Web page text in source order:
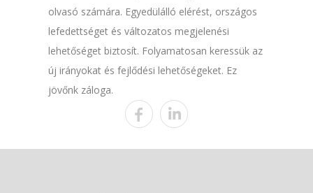
olvasó számára. Egyedülálló elérést, országos
lefedettséget és változatos megjelenési
lehetőséget biztosít. Folyamatosan keressük az
új irányokat és fejlődési lehetőségeket. Ez
jövőnk záloga.